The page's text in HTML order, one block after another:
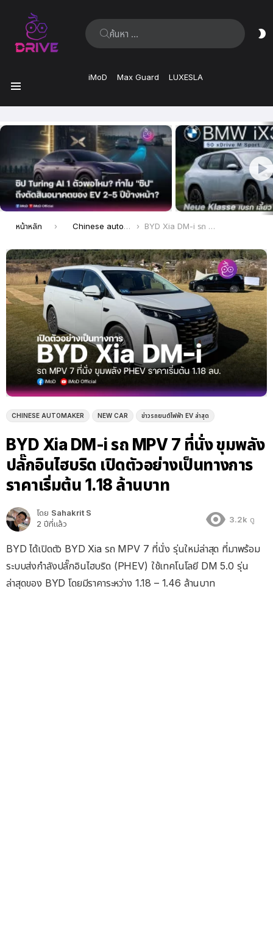
ค้นหา:
iMoD Max Guard LUXESLA
ล่าสุด
คุณอยู่ที่นี่:
หน้าหลัก Chinese automaker BYD Xia DM-i รถ MPV 7 ที่นั่ง ขุมพลังปลั๊กอินไฮบริด เปิดตัวอย่างเป็นทางการ ราคาเริ่มต้น 1.18 ล้านบาท
CHINESE AUTOMAKER NEW CAR ข่าวรถยนต์ไฟฟ้า EV ล่าสุด
BYD Xia DM-i รถ MPV 7 ที่นั่ง ขุมพลัง
ปลั๊กอินไฮบริด เปิดตัวอย่างเป็นทางการ
ราคาเริ่มต้น 1.18 ล้านบาท
โดย Sahakrit S
2 ปีที่แล้ว
3.2k ดู
BYD ได้เปิดตัว BYD Xia รถ MPV 7 ที่นั่ง รุ่นใหม่ล่าสุด ที่มาพร้อม
ระบบส่งกำลังปลั๊กอินไฮบริด (PHEV) ใช้เทคโนโลยี DM 5.0 รุ่น
ล่าสุดของ BYD โดยมีราคาระหว่าง 1.18 – 1.46 ล้านบาท